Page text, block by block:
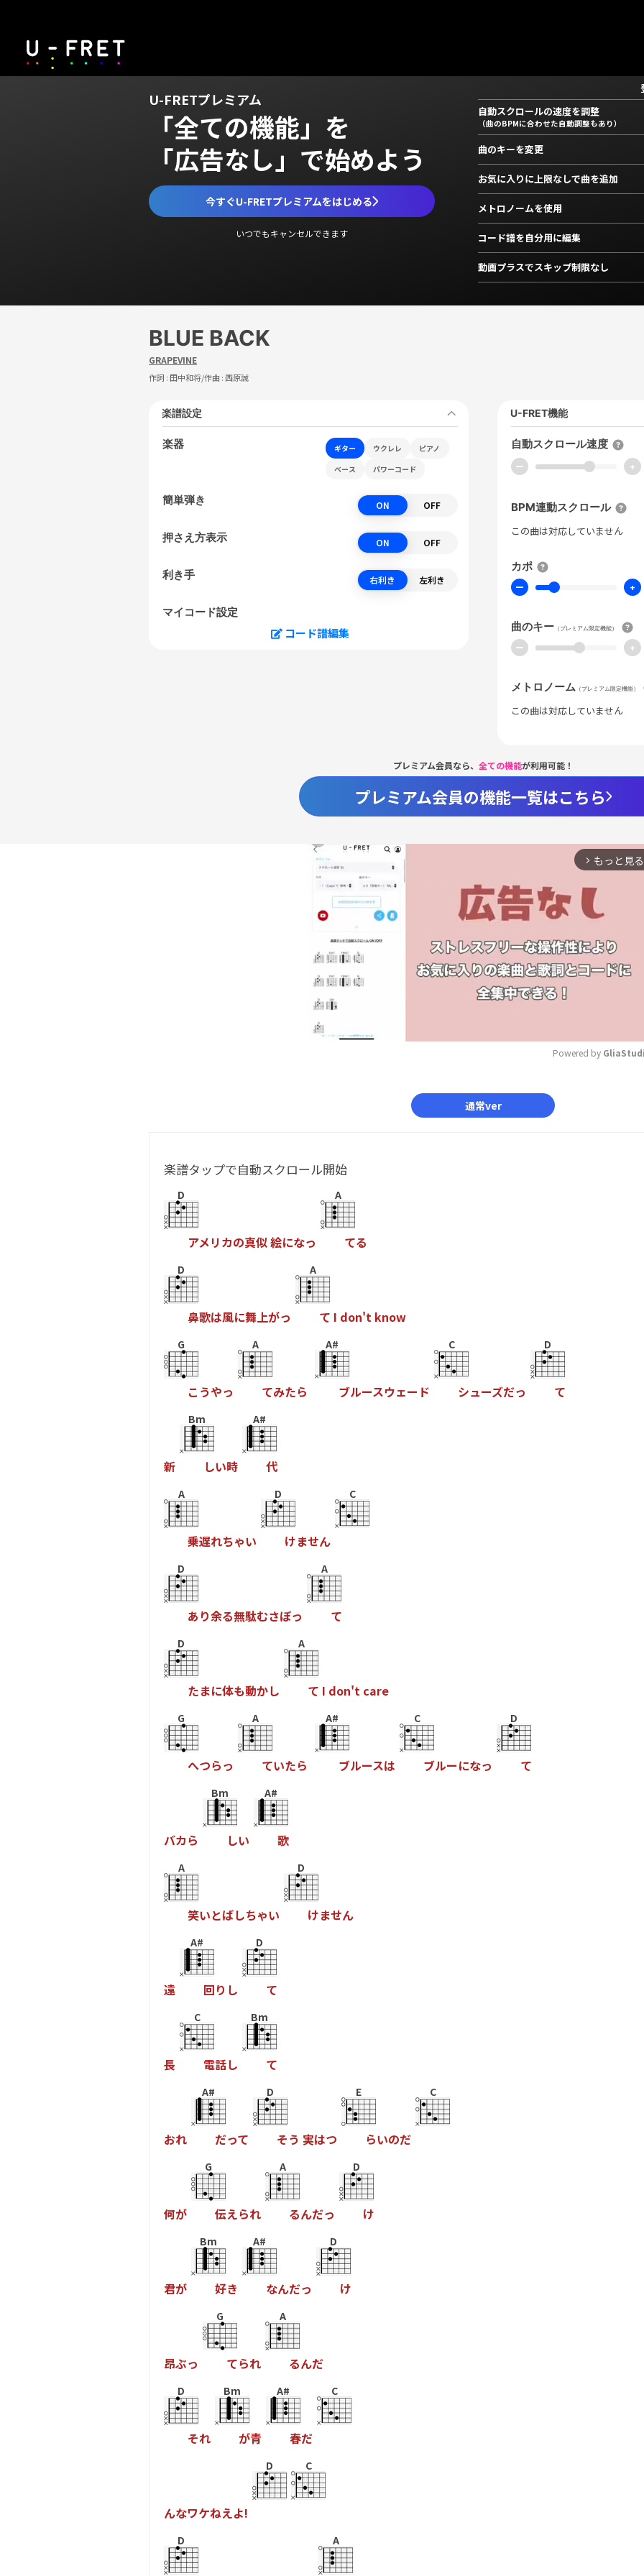
U-FRETプレミアム
「全ての機能」を
「広告なし」で始めよう
今すぐU-FRETプレミアムをはじめる
いつでもキャンセルできます
自動スクロールの速度を調整
（曲のBPMに合わせた自動調整もあり）
曲のキーを変更
お気に入りに上限なしで曲を追加
メトロノームを使用
コード譜を自分用に編集
動画プラスでスキップ制限なし
BLUE BACK
GRAPEVINE
作詞 :田中和将/作曲 : 西原誠
楽譜設定
楽器 ギター ウクレレ
ピアノ
ベース
パワーコード
簡単弾き ON OFF
押さえ方表示 ON OFF
利き手 右利き 左利き
マイコード設定
コード譜編集
U-FRET機能
自動スクロール速度
ー +
BPM連動スクロール
この曲は対応していません
カポ
ー +
曲のキー （プレミアム限定機能）
ー +
メトロノーム （プレミアム限定機能）
この曲は対応していません
プレミアム会員なら、 全ての機能が利用可能！
プレミアム会員の機能一覧はこちら
arrow_forward_ios もっと見る
Powered by
通常ver
楽譜タップで自動スクロール開始
D
アメリカの真似絵になっ
A
てる
D
鼻歌は風に舞上がっ
A
て I don't know
G
こ うやっ
A
てみたら
A#
ブルースウェー ド
C
シューズだっ
D
て
新
Bm
しい時
A#
代
A
乗遅れちゃい
D
けません
C
D
あ り余る無駄むさぼっ
A
て
D
たまに体も動かし
A
て I don't care
G
へつらっ
A
ていたら
A#
ブルースは
C
ブルーになっ
D
て
バカら
Bm
しい
A#
歌
A
笑いとばしちゃい
D
けません
遠
A#
回り し
D
て
長
C
電話し
Bm
て
おれ
A#
だって
D
そう 実はつ
E
らいのだ
C
何が
G
伝えられ
A
るんだっ
D
け
君が
Bm
好き
A#
なんだっ
D
け
昂ぶっ
G
てられ
A
るんだ
D
それ
Bm
が青
A#
春だ
C
んなワケねえよ!
D C
D A